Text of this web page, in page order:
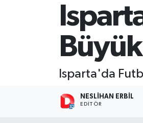
Isparta'da
NESLIHAN ERBIL
EDITÖR
Isparta Trafik Yoğunluk
Süper Lig Puan Durumu ve
Son Dakika Haberleri